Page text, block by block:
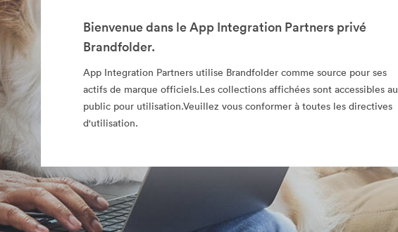
Bienvenue dans le App Integration Partners privé
Brandfolder.
App Integration Partners utilise Brandfolder comme source pour ses
actifs de marque officiels.Les collections affichées sont accessibles au
public pour utilisation.Veuillez vous conformer à toutes les directives
d'utilisation.